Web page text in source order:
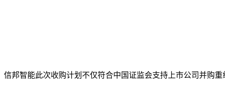
信邦智能此次收购计划不仅符合中国证监会支持上市公司并购